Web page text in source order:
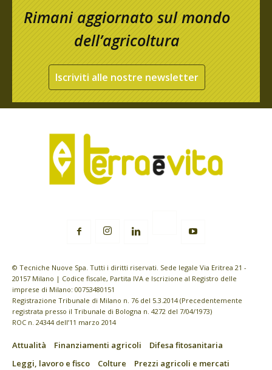
Rimani aggiornato sul mondo
dell’agricoltura
Iscriviti alle nostre newsletter
© Tecniche Nuove Spa. Tutti i diritti riservati. Sede legale Via Eritrea 21 -
20157 Milano | Codice fiscale, Partita IVA e Iscrizione al Registro delle
imprese di Milano: 00753480151
Registrazione Tribunale di Milano n. 76 del 5.3.2014 (Precedentemente
registrata presso il Tribunale di Bologna n. 4272 del 7/04/1973)
ROC n. 24344 dell’11 marzo 2014
Attualità Finanziamenti agricoli
Difesa fitosanitaria
Leggi, lavoro e fisco
Colture
Prezzi agricoli e mercati